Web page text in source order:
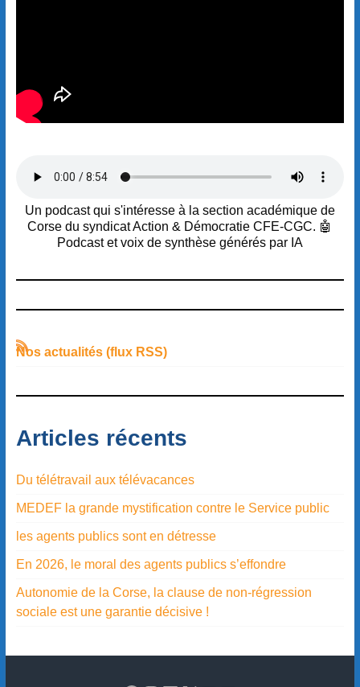
Un podcast qui s'intéresse à la section académique de
Corse du syndicat Action & Démocratie CFE-CGC. 🤖
Podcast et voix de synthèse générés par IA
Nos actualités (flux RSS)
Articles récents
Du télétravail aux télévacances
MEDEF la grande mystification contre le Service public
les agents publics sont en détresse
En 2026, le moral des agents publics s’effondre
Autonomie de la Corse, la clause de non-régression
sociale est une garantie décisive !